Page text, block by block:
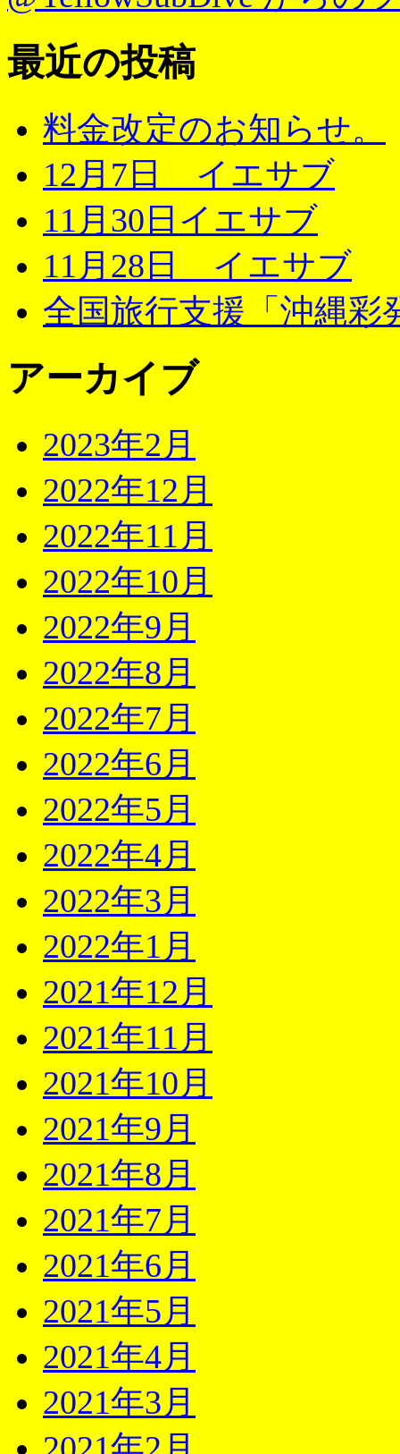
最近の投稿
料金改定のお知らせ。
12月7日 イエサブ
11月30日イエサブ
11月28日 イエサブ
全国旅行支援「沖縄彩
アーカイブ
2023年2月
2022年12月
2022年11月
2022年10月
2022年9月
2022年8月
2022年7月
2022年6月
2022年5月
2022年4月
2022年3月
2022年1月
2021年12月
2021年11月
2021年10月
2021年9月
2021年8月
2021年7月
2021年6月
2021年5月
2021年4月
2021年3月